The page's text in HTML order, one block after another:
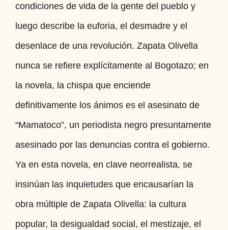
condiciones de vida de la gente del pueblo y
luego describe la euforia, el desmadre y el
desenlace de una revolución. Zapata Olivella
nunca se refiere explícitamente al Bogotazo; en
la novela, la chispa que enciende
definitivamente los ánimos es el asesinato de
“Mamatoco”, un periodista negro presuntamente
asesinado por las denuncias contra el gobierno.
Ya en esta novela, en clave neorrealista, se
insinúan las inquietudes que encausarían la
obra múltiple de Zapata Olivella: la cultura
popular, la desigualdad social, el mestizaje, el